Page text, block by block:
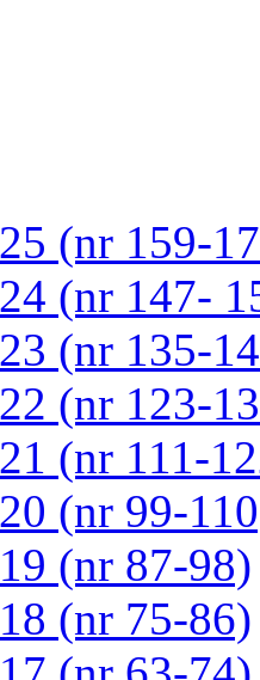
(nr 159-
(nr 147-
(nr 135-
(nr 123-
(nr 111-
(nr 99-
(nr 87-98)
(nr 75-86)